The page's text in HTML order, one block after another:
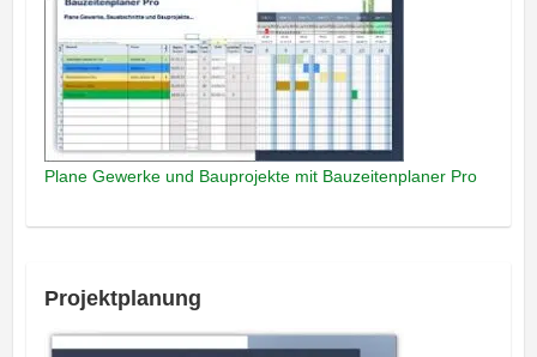
Plane Gewerke und Bauprojekte mit Bauzeitenplaner Pro
Projektplanung